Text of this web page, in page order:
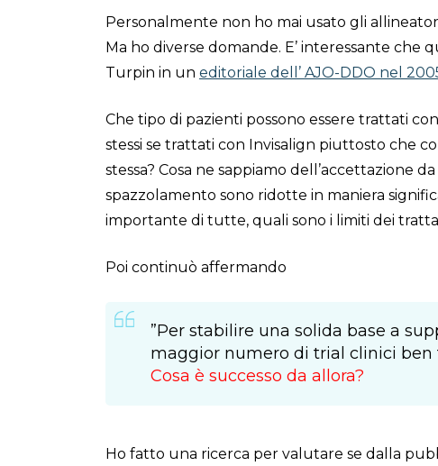
Personalmente non ho mai usato gli
Ma ho diverse domande. E’ interessante che
Turpin in un editoriale dell’ AJO-DDO nel
Che tipo di pazienti possono essere trattati
stessi se trattati con Invisalign piuttosto che
stessa? Cosa ne sappiamo dell’accettazione
spazzolamento sono ridotte in maniera
importante di tutte, quali sono i limiti dei
Poi continuò affermando
”Per stabilire una solida base a
maggior numero di trial clinici ben
Cosa è successo da allora?
Ho fatto una ricerca per valutare se dalla